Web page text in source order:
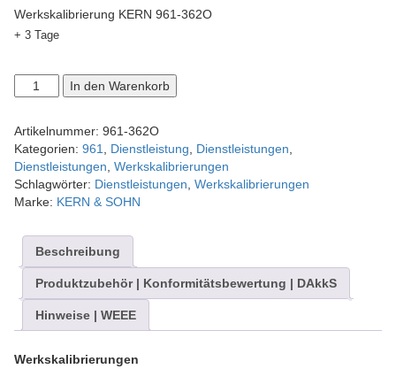
Werkskalibrierung KERN 961-362O
+ 3 Tage
Werkskalibrierschein
961-
(Zug,
Druck
|
N)
Menge
In den Warenkorb
Artikelnummer: 961-362O
Kategorien: 961 Dienstleistung Dienstleistungen
Dienstleistungen Werkskalibrierungen
Schlagwörter: Dienstleistungen Werkskalibrierungen
Marke: KERN & SOHN
Beschreibung
Produktzubehör | Konformitätsbewertung | DAkkS
Hinweise | WEEE
Werkskalibrierungen